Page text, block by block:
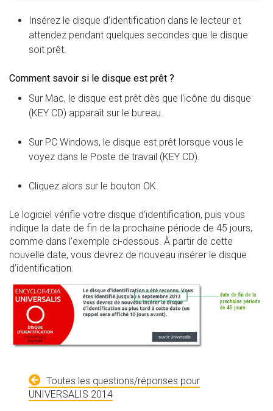
Insérez le disque d’identification dans le lecteur et
attendez pendant quelques secondes que le disque
soit prêt.
Comment savoir si le disque est prêt ?
Sur Mac, le disque est prêt dès que l‘icône du disque
(KEY CD) apparaît sur le bureau.
Sur PC Windows, le disque est prêt lorsque vous le
voyez dans le Poste de travail (KEY CD).
Cliquez alors sur le bouton OK.
Le logiciel vérifie votre disque d‘identification, puis vous
indique la date de fin de la prochaine période de 45 jours,
comme dans l’exemple ci-dessous. À partir de cette
nouvelle date, vous devrez de nouveau insérer le disque
d’identification.
Toutes les questions/réponses pour
UNIVERSALIS 2014